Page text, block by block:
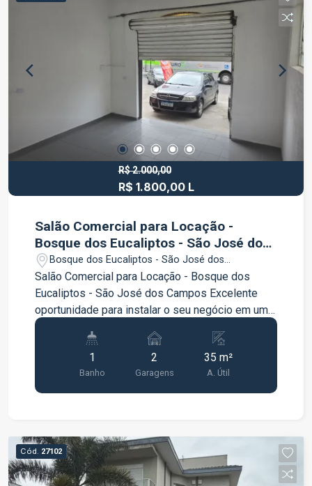
R$ 2.000,00
R$ 1.800,00 L
Salão Comercial para Locação -
Bosque dos Eucaliptos - São José dos
Campos
Bosque dos Eucaliptos - São José dos
Campos/SP
Salão Comercial para Locação - Bosque dos
Eucaliptos - São José dos Campos Excelente
oportunidade para instalar o seu negócio em uma
região com grande movimento e ótima
infraestrutura Salão comercial com
aproximadamente 35 m² ideal para pequenos
comércios, escritórios, consultórios ou prestação
de serviços 01 banheiro 02 vagas de
Localizado no bairro Bosque dos Eucaliptos em
região com grande fluxo de moradores e
comércios oferecendo ótima visibilidade e fácil
1
Banho
2
Garagens
35 m²
A. Útil
Cód. 27102